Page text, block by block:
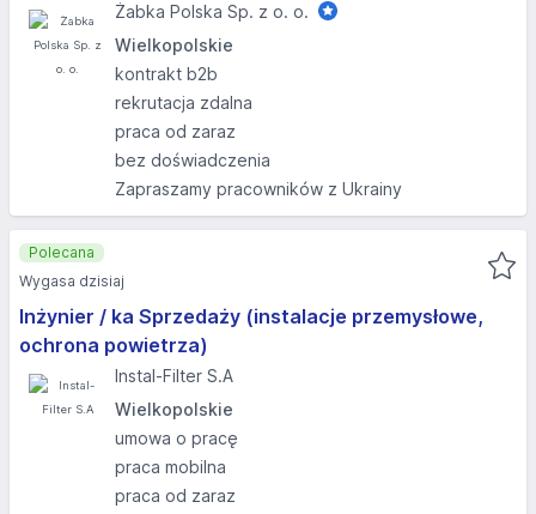
Żabka Polska Sp. z o. o.
Wielkopolskie
kontrakt b2b
rekrutacja zdalna
praca od zaraz
bez doświadczenia
Zapraszamy pracowników z Ukrainy
Inżynier / ka Sprzedaży (instalacje przemysłowe,
ochrona powietrza)
Instal-Filter S.A
Wielkopolskie
umowa o pracę
praca mobilna
praca od zaraz
Polecana
Wygasa dzisiaj